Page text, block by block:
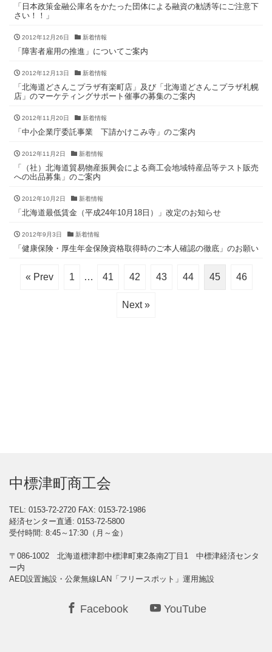
「日本政策金融公庫名をかたった団体による融資の勧誘等にご注意下
さい！！」
2012年12月26日 新着情報
「障害者雇用の推進」についてご案内
2012年12月13日 新着情報
「北海道どさんこプラザ有楽町店」及び「北海道どさんこプラザ札幌
店」のマーケティングサポート催事の募集のご案内
2012年11月20日 新着情報
「中小企業庁委託事業 下請かけこみ寺」のご案内
2012年11月2日 新着情報
「（社）北海道貿易物産振興会による商工会地域特産品等テスト販売
への出品募集」のご案内
2012年10月2日 新着情報
「北海道最低賃金（平成24年10月18日）」改定のお知らせ
2012年9月3日 新着情報
「健康保険・厚生年金保険資格取得時のご本人確認の徹底」のお願い
« Prev 1 … 41 42 43 44 45 46
Next »
中標津町商工会
TEL: 0153-72-2720 FAX: 0153-72-1986
経済センター直通: 0153-72-5800
受付時間: 8:45～17:30（月～金）
〒086-1002 北海道標津郡中標津町東2条南2丁目1 中標津経済センタ
ー内
AED設置施設・公衆無線LAN「フリースポット」運用施設
Facebook YouTube